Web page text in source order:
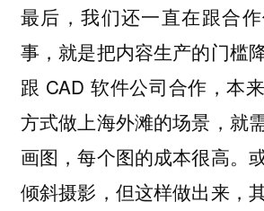
最后，我们还一直在跟合
事，就是把内容生产的门槛
跟 CAD 软件公司合作，本
方式做上海外滩的场景，就
画图，每个图的成本很高。
倾斜摄影，但这样做出来，